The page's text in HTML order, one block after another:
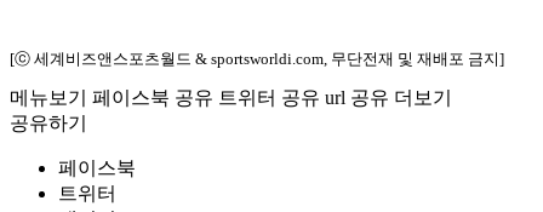
[ⓒ 세계비즈앤스포츠월드 & sportsworldi.com, 무단전재 및 재배포 금지]
메뉴보기 페이스북 공유 트위터 공유 url 공유 더보기
공유하기
페이스북
트위터